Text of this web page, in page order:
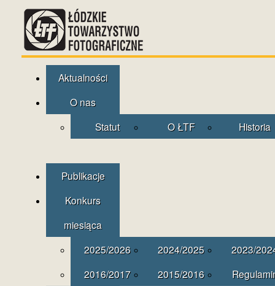
Aktualności
O nas
Statut
O ŁTF Historia
Publikacje
Konkurs
miesiąca
2025/2026
2024/2025
2023/
2016/2017
2015/2016